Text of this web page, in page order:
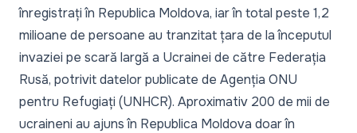
înregistrați în Republica Moldova, iar în total peste 1,2
milioane de persoane au tranzitat țara de la începutul
invaziei pe scară largă a Ucrainei de către Federația
Rusă, potrivit datelor publicate de Agenția ONU
pentru Refugiați (UNHCR). Aproximativ 200 de mii de
ucraineni au ajuns în Republica Moldova doar în